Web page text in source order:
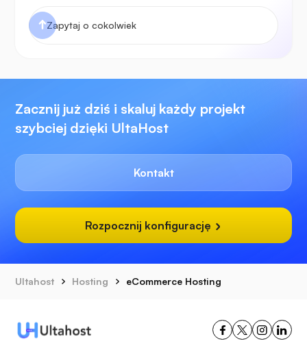
Zacznij już dziś i skaluj każdy projekt
szybciej dzięki UltaHost
Kontakt
Rozpocznij konfigurację
Ultahost Hosting eCommerce Hosting